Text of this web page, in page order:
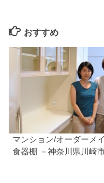
おすすめ
マンション/オーダーメ
食器棚 －神奈川県川崎